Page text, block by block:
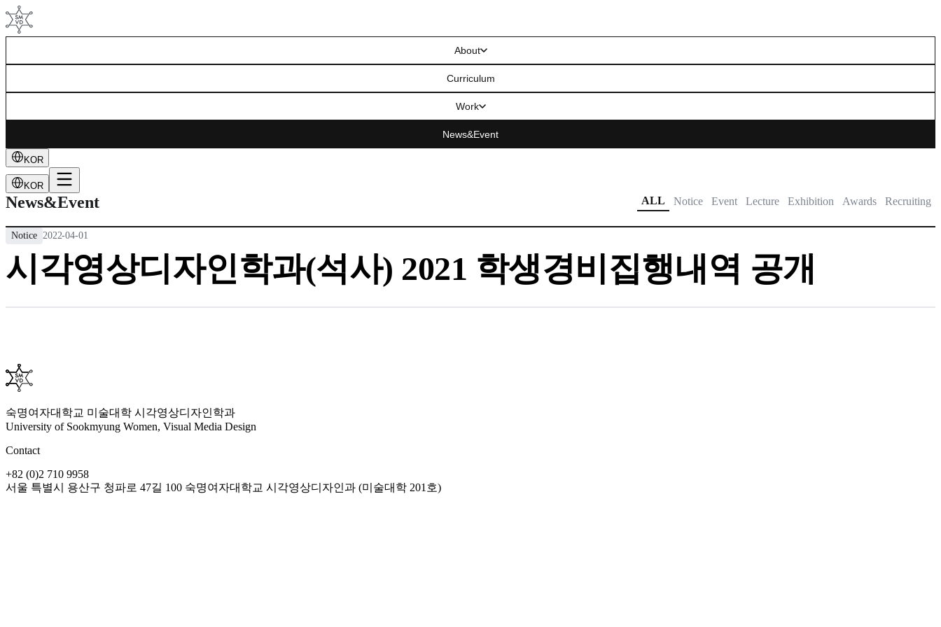
About
Curriculum
Work
News&Event
KOR
KOR
News&Event ALL Notice Event Lecture Exhibition Awards Recruiting
Notice 2022-04-01
시각영상디자인학과(석사) 2021 학생경비집행내역 공개
숙명여자대학교 미술대학 시각영상디자인학과
University of Sookmyung Women, Visual Media Design
Contact
+82 (0)2 710 9958
서울 특별시 용산구 청파로 47길 100 숙명여자대학교 시각영상디자인과 (미술대학 201호)